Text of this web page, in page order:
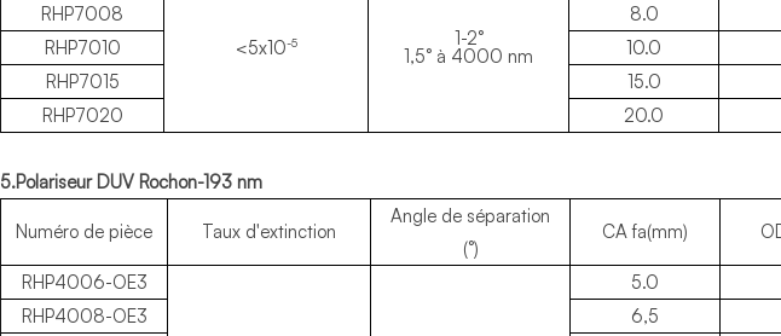
<5x10-5 1-2°
1,5° à 4000 nm
RHP7008
8.0
RHP7010
10.0
RHP7015
15.0
RHP7020
20.0
5.Polariseur DUV Rochon-193 nm
Numéro de pièce Taux d'extinction
Angle de séparation
(°)
CA fa(mm)
RHP4006-OE3 5.0
RHP4008-OE3
6,5